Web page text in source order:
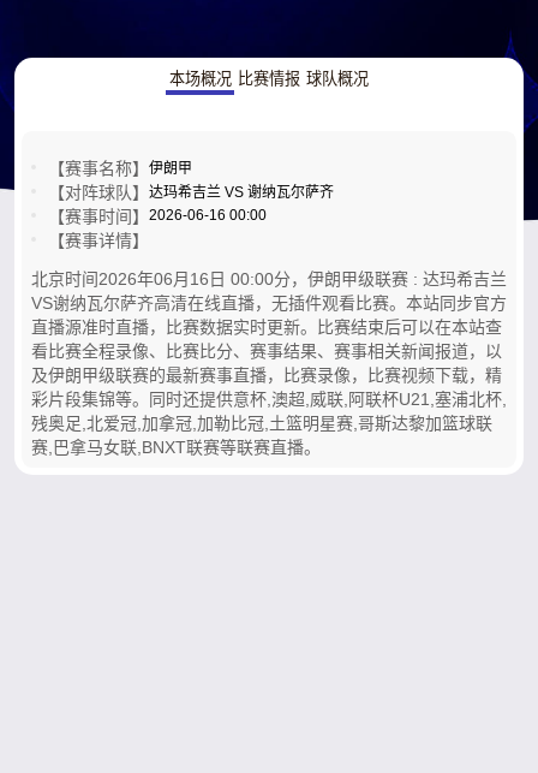
本场概况 比赛情报 球队概况
【赛事名称】 伊朗甲
【对阵球队】 达玛希吉兰 VS 谢纳瓦尔萨齐
【赛事时间】 2026-06-16 00:00
【赛事详情】
北京时间2026年06月16日 00:00分，伊朗甲级联赛 : 达玛希吉兰
VS谢纳瓦尔萨齐高清在线直播，无插件观看比赛。本站同步官方
直播源准时直播，比赛数据实时更新。比赛结束后可以在本站查
看比赛全程录像、比赛比分、赛事结果、赛事相关新闻报道，以
及伊朗甲级联赛的最新赛事直播，比赛录像，比赛视频下载，精
彩片段集锦等。同时还提供意杯,澳超,威联,阿联杯U21,塞浦北杯,
残奥足,北爱冠,加拿冠,加勒比冠,土篮明星赛,哥斯达黎加篮球联
赛,巴拿马女联,BNXT联赛等联赛直播。